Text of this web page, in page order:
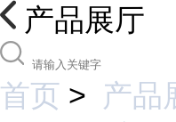
产品展厅
首页 > 产品